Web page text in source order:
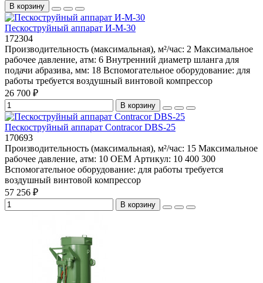
В корзину
Пескоструйный аппарат И-М-30
172304
Производительность (максимальная), м²/час: 2 Максимальное
рабочее давление, атм: 6 Внутренний диаметр шланга для
подачи абразива, мм: 18 Вспомогательное оборудование: для
работы требуется воздушный винтовой компрессор
26 700 ₽
В корзину
Пескоструйный аппарат Contracor DBS-25
170693
Производительность (максимальная), м²/час: 15 Максимальное
рабочее давление, атм: 10 OEM Артикул: 10 400 300
Вспомогательное оборудование: для работы требуется
воздушный винтовой компрессор
57 256 ₽
В корзину